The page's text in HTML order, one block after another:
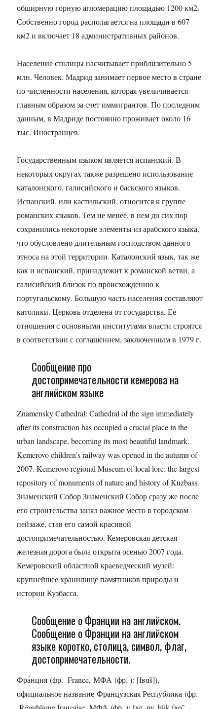
обширную горную агломерацию площадью 1200 км2.
Собственно город располагается на площади в 607
км2 и включает 18 административных районов.
Население столицы насчитывает приблизительно 5
млн. Человек. Мадрид занимает первое место в стране
по численности населения, которая увеличивается
главным образом за счет иммигрантов. По последним
данным, в Мадриде постоянно проживает около 16
тыс. Иностранцев.
Государственным языком является испанский. В
некоторых округах также разрешено использование
каталонского, галисийского и баскского языков.
Испанский, или кастильский, относится к группе
романских языков. Тем не менее, в нем до сих пор
сохранились некоторые элементы из арабского языка,
что обусловлено длительным господством данного
этноса на этой территории. Каталонский язык, так же
как и испанский, принадлежит к романской ветви, а
галисийский близок по происхождению к
португальскому. Большую часть населения составляют
католики. Церковь отделена от государства. Ее
отношения с основными институтами власти строятся
в соответствии с соглашением, заключенным в 1979 г.
Сообщение про
достопримечательности кемерова на
английском языке
Znamensky Cathedral: Cathedral of the sign immediately
after its construction has occupied a crucial place in the
urban landscape, becoming its most beautiful landmark.
Kemerovo children’s railway was opened in the autumn of
2007. Kemerovo regional Museum of local lore: the largest
repository of monuments of nature and history of Kuzbass.
Знаменский Собор Знаменский Собор сразу же после
его строительства занял важное место в городском
пейзаже, став его самой красивой
достопримечательностью. Кемеровская детская
железная дорога была открыта осенью 2007 года.
Кемеровский областной краеведческий музей:
крупнейшее хранилище памятников природы и
истории Кузбасса.
Сообщение о Франции на английском.
Сообщение о Франции на английском
языке коротко, столица, символ, флаг,
достопримечательности.
Фра́нция (фр. France, МФА (фр. ): [fʁɑ̃s]),
официальное название Францу́зская Респу́блика (фр.